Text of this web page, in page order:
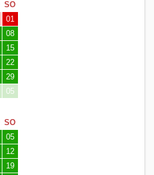
SO
01
08
15
22
29
05
SO
05
12
19